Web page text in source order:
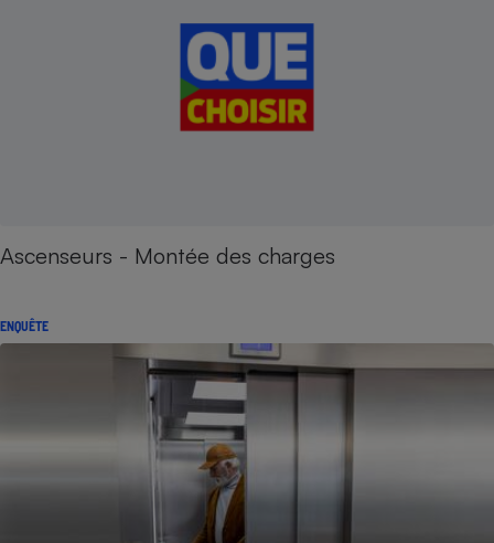
Ascenseurs - Montée des charges
ENQUÊTE